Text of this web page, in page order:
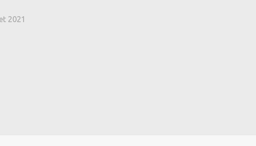
2021